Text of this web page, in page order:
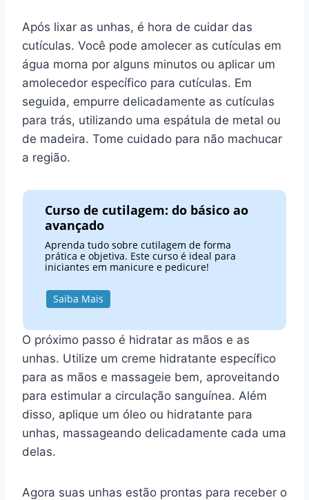
Após lixar as unhas, é hora de cuidar das
cutículas. Você pode amolecer as cutículas em
água morna por alguns minutos ou aplicar um
amolecedor específico para cutículas. Em
seguida, empurre delicadamente as cutículas
para trás, utilizando uma espátula de metal ou
de madeira. Tome cuidado para não machucar
a região.
Curso de cutilagem: do básico ao
avançado
Aprenda tudo sobre cutilagem de forma
prática e objetiva. Este curso é ideal para
iniciantes em manicure e pedicure!
Saiba Mais
O próximo passo é hidratar as mãos e as
unhas. Utilize um creme hidratante específico
para as mãos e massageie bem, aproveitando
para estimular a circulação sanguínea. Além
disso, aplique um óleo ou hidratante para
unhas, massageando delicadamente cada uma
delas.
Agora suas unhas estão prontas para receber o